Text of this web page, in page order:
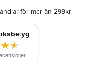
för mer än 299kr